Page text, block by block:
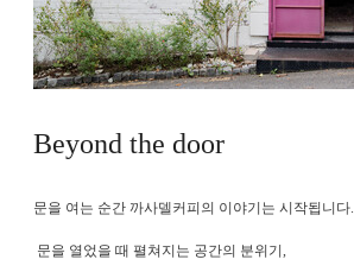
Beyond the door
문을 여는 순간 까사델커피의 이야기는 시작됩니다.
문을 열었을 때 펼쳐지는 공간의 분위기,